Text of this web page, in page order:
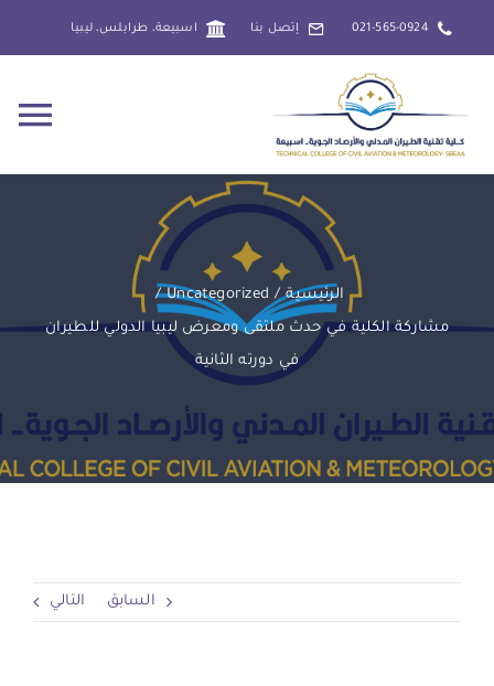
021-565-0924 إتصل بنا اسبيعة، طرابلس، ليبيا
التخصصات العلمية NEW
الرئيسية
Uncategorized
مشاركة الكلية في حدث ملتقى ومعرض ليبيا الدولي للطيران
في دورته الثانية
السابق التالي